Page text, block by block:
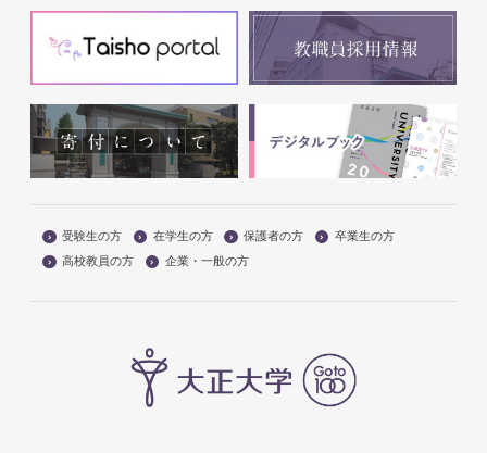
受験生の方 在学生の方 保護者の方
卒業生の方
高校教員の方
企業・一般の方